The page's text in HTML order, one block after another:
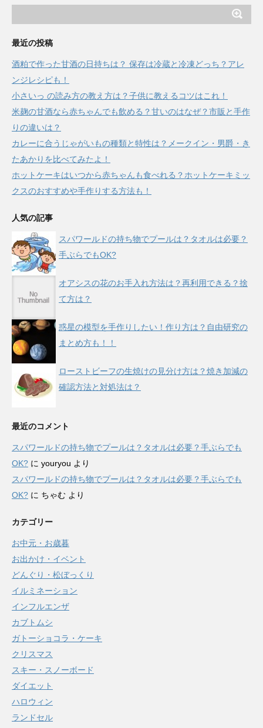
最近の投稿
酒粕で作った甘酒の日持ちは？ 保存は冷蔵と冷凍どっち？アレ
ンジレシピも！
小さいっ の読み方の教え方は？子供に教えるコツはこれ！
米麹の甘酒なら赤ちゃんでも飲める？甘いのはなぜ？市販と手作
りの違いは？
カレーに合うじゃがいもの種類と特性は？メークイン・男爵・き
たあかりを比べてみたよ！
ホットケーキはいつから赤ちゃんも食べれる？ホットケーキミッ
クスのおすすめや手作りする方法も！
人気の記事
スパワールドの持ち物でプールは？タオルは必要？
手ぶらでもOK?
オアシスの花のお手入れ方法は？再利用できる？捨
て方は？
惑星の模型を手作りしたい！作り方は？自由研究の
まとめ方も！！
ローストビーフの生焼けの見分け方は？焼き加減の
確認方法と対処法は？
最近のコメント
スパワールドの持ち物でプールは？タオルは必要？手ぶらでも
OK? に youryou より
スパワールドの持ち物でプールは？タオルは必要？手ぶらでも
OK? に ちゃむ より
カテゴリー
お中元・お歳暮
お出かけ・イベント
どんぐり・松ぼっくり
イルミネーション
インフルエンザ
カブトムシ
ガトーショコラ・ケーキ
クリスマス
スキー・スノーボード
ダイエット
ハロウィン
ランドセル